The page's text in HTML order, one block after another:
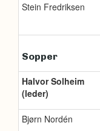
Stein Fredriksen
Sopper
Halvor Solheim
(leder)
Bjørn Nordén